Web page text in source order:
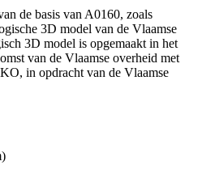
de basis van A0160, zoals
3D model van de Vlaamse
3D model is opgemaakt in het
van de Vlaamse overheid met
in opdracht van de Vlaamse